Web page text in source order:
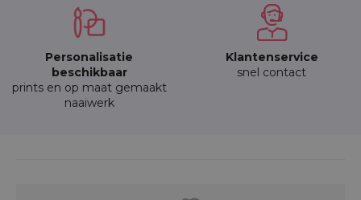
Personalisatie
beschikbaar
prints en op maat gemaakt
naaiwerk
Klantenservice
snel contact